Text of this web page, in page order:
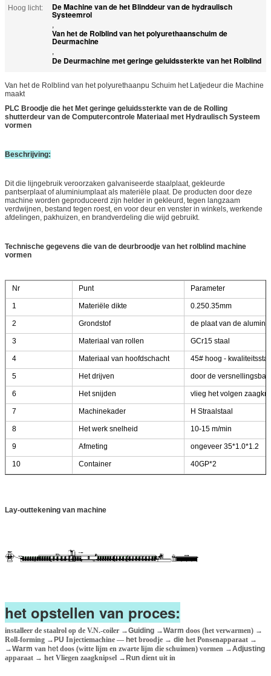
Hoog licht:
De Machine van de het Blinddeur van de hydraulisch
Systeemrol
,
Van het de Rolblind van het polyurethaanschuim de
Deurmachine
,
De Deurmachine met geringe geluidssterkte van het Rolblind
Van het de Rolblind van het polyurethaanpu Schuim het Latjedeur die Machine
maakt
PLC Broodje die het Met geringe geluidssterkte van de de Rolling
shutterdeur van de Computercontrole Materiaal met Hydraulisch Systeem
vormen
Beschrijving:
Dit die lijngebruik veroorzaken galvaniseerde staalplaat, gekleurde
pantserplaat of aluminiumplaat als materiële plaat. De producten door deze
machine worden geproduceerd zijn helder in gekleurd, tegen langzaam
verdwijnen, bestand tegen roest, en voor deur en venster in winkels, werkende
afdelingen, pakhuizen, en brandverdeling die wijd gebruikt.
Technische gegevens die van de deurbroodje van het rolblind machine
vormen
Nr Punt Parameter
1 Materiële dikte 0.250.35mm
2 Grondstof de plaat van de
3 Materiaal van rollen GCr15 staal
4 Materiaal van hoofdschacht 45# hoog -
5 Het drijven door de
6 Het snijden vlieg het volgen
7 Machinekader H Straalstaal
8 Het werk snelheid 10-15 m/min
9 Afmeting ongeveer 35*1.0*1.2
10 Container 40GP*2
Lay-outtekening van machine
het opstellen van proces:
installeer de staalrol op de V.N.-coiler →Guiding →Warm doos (het verwarmen) →
Roll-forming →PU Injectiemachine — het broodje → die het Ponsenapparaat →
→Warm van het doos (witte lijm en zwarte lijm die schuimen) vormen →Adjusting
apparaat → het Vliegen zaagknipsel →Run dient uit in